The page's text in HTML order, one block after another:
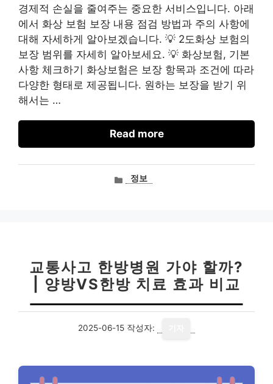
경제적 손실을 줄여주는 중요한 서비스입니다. 아래
에서 화상 보험 보장 내용 점검 방법과 주의 사항에
대해 자세하게 알아보겠습니다. 💡 2도화상 보험의
보장 범위를 자세히 알아보세요. 💡 화상보험, 기본
사항 체크하기 화상보험은 보장 항목과 조건에 따라
다양한 형태로 제공됩니다. 원하는 보장을 받기 위
해서는 …
Read more
카정보
교통사고 한방병원 가야 할까?
| 양방VS한방 치료 효과 비교
2025-06-15 작성자: